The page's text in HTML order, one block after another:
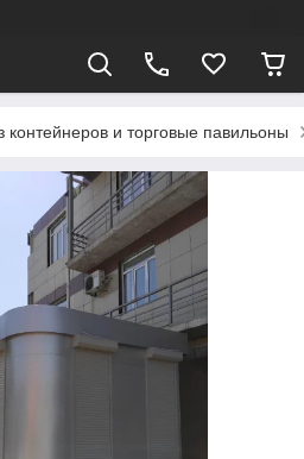
контейнеров и торговые павильоны